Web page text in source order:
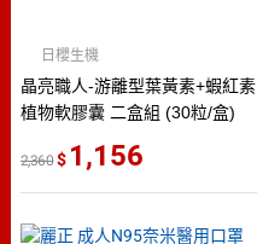
晶亮職人-游離型葉黃素+蝦紅素
植物軟膠囊 二盒組 (30粒/盒)
日櫻生機
2,360 1,156